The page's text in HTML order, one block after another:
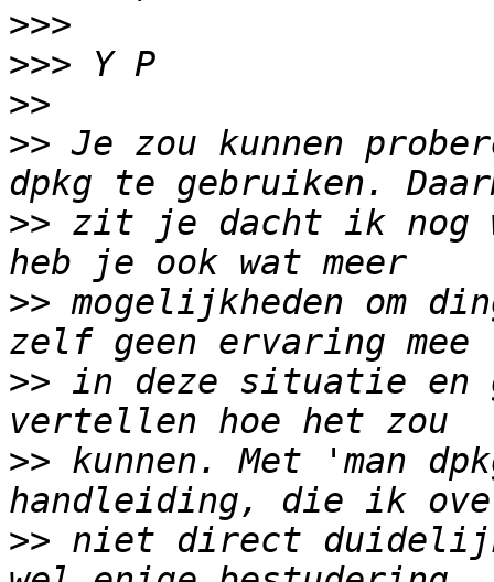
>>>
>>>
>>
>> Je zou kunnen
>> zit je dacht ik nog
>> mogelijkheden om
>> in deze situatie en
>> kunnen. Met 'man
>> niet direct